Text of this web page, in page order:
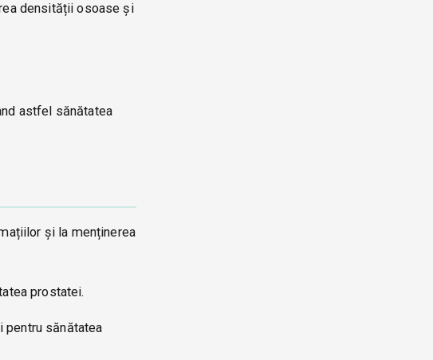
densității osoase și
astfel sănătatea
și la menținerea
prostatei.
pentru sănătatea